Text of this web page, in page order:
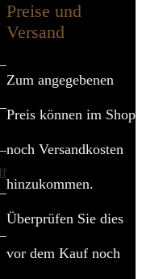
Preise und
Versand
Zum angegebenen
Preis können im Shop
noch Versandkosten
hinzukommen.
Überprüfen Sie dies
vor dem Kauf noch